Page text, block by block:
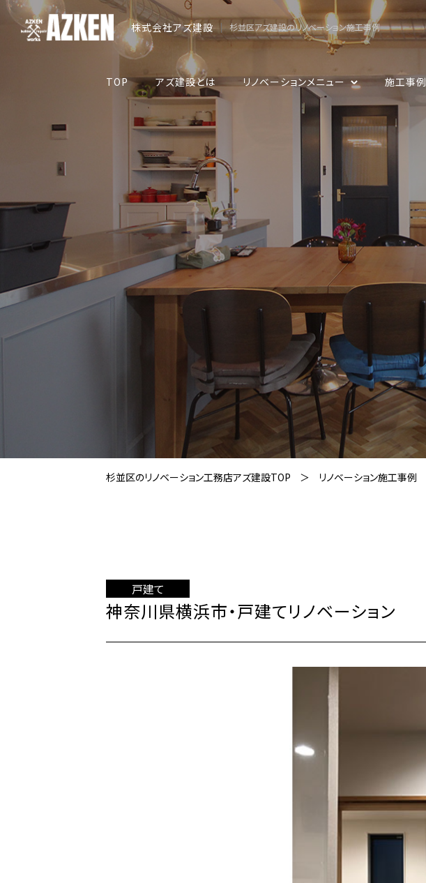
株式会社アズ建設 | 杉並区アズ建設のリノベーション施工事例
TOP アズ建設とは リノベーションメニュー 施工事例
杉並区のリノベーション工務店アズ建設TOP リノベーション施工事例
戸建て
神奈川県横浜市・戸建てリノベーション